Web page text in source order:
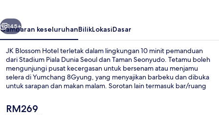
Seterusnya
145+
Gambaran keseluruhanBilikLokasiDasar
JK Blossom Hotel terletak dalam lingkungan 10 minit pemanduan
dari Stadium Piala Dunia Seoul dan Taman Seonyudo. Tetamu boleh
mengunjungi pusat kecergasan untuk bersenam atau menjamu
selera di Yumchang 8Gyung, yang menyajikan barbeku dan dibuka
untuk sarapan dan makan malam. Sorotan lain termasuk bar/ruang
berdekatan: jarak Stesen Jeungmi ialah 9 minit dan Stesen
Deungchon ialah 10 minit.
Harga
RM269